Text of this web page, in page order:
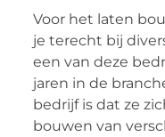
Voor het laten
je terecht bij
een van deze
jaren in de
bedrijf is dat ze
bouwen van